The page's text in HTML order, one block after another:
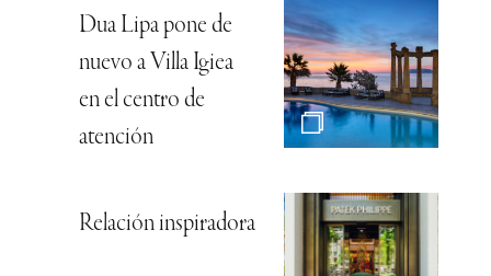
Dua Lipa pone de
nuevo a Villa Igiea
en el centro de
atención
Relación inspiradora